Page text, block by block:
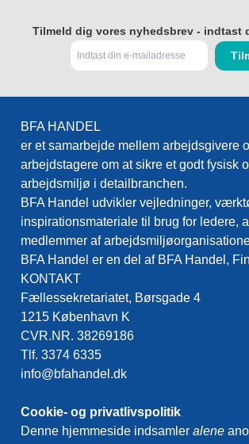
Tilmeld dig vores nyhedsbrev - indtast
BFA HANDEL
er et samarbejde mellem arbejdsgivere
arbejdstagere om at sikre et godt fysisk
arbejdsmiljø i detailbranchen.
BFA Handel udvikler vejledninger,
inspirationsmateriale til brug for ledere,
medlemmer af
BFA Handel er en del af BFA Handel,
KONTAKT
Fællessekretariatet, Børsgade 4
1215 København K
CVR.NR. 38269186
Tlf. 3374 6335
info@bfahandel.dk
Cookie- og privatlivspolitik
Denne hjemmeside indsamler alene